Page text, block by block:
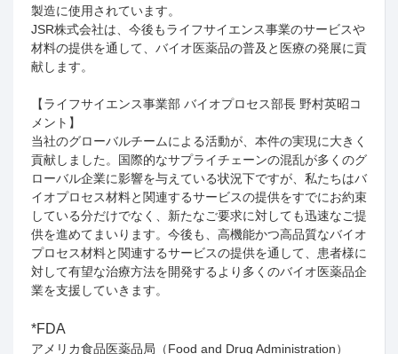
製造に使用されています。
JSR株式会社は、今後もライフサイエンス事業のサービスや
材料の提供を通して、バイオ医薬品の普及と医療の発展に貢
献します。
【ライフサイエンス事業部 バイオプロセス部長 野村英昭コ
メント】
当社のグローバルチームによる活動が、本件の実現に大きく
貢献しました。国際的なサプライチェーンの混乱が多くのグ
ローバル企業に影響を与えている状況下ですが、私たちはバ
イオプロセス材料と関連するサービスの提供をすでにお約束
している分だけでなく、新たなご要求に対しても迅速なご提
供を進めてまいります。今後も、高機能かつ高品質なバイオ
プロセス材料と関連するサービスの提供を通して、患者様に
対して有望な治療方法を開発するより多くのバイオ医薬品企
業を支援していきます。
*FDA
アメリカ食品医薬品局（Food and Drug Administration）